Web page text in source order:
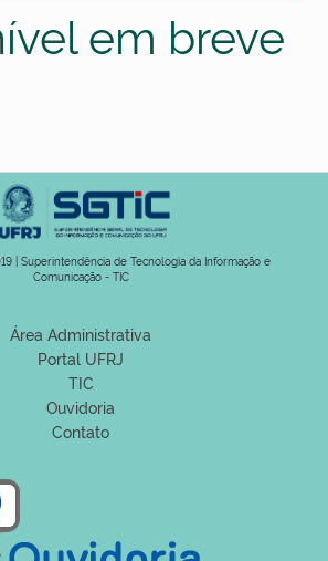
em breve
| Superintendência de Tecnologia da Informação e
Comunicação - TIC
Área Administrativa
Portal UFRJ
TIC
Ouvidoria
Contato